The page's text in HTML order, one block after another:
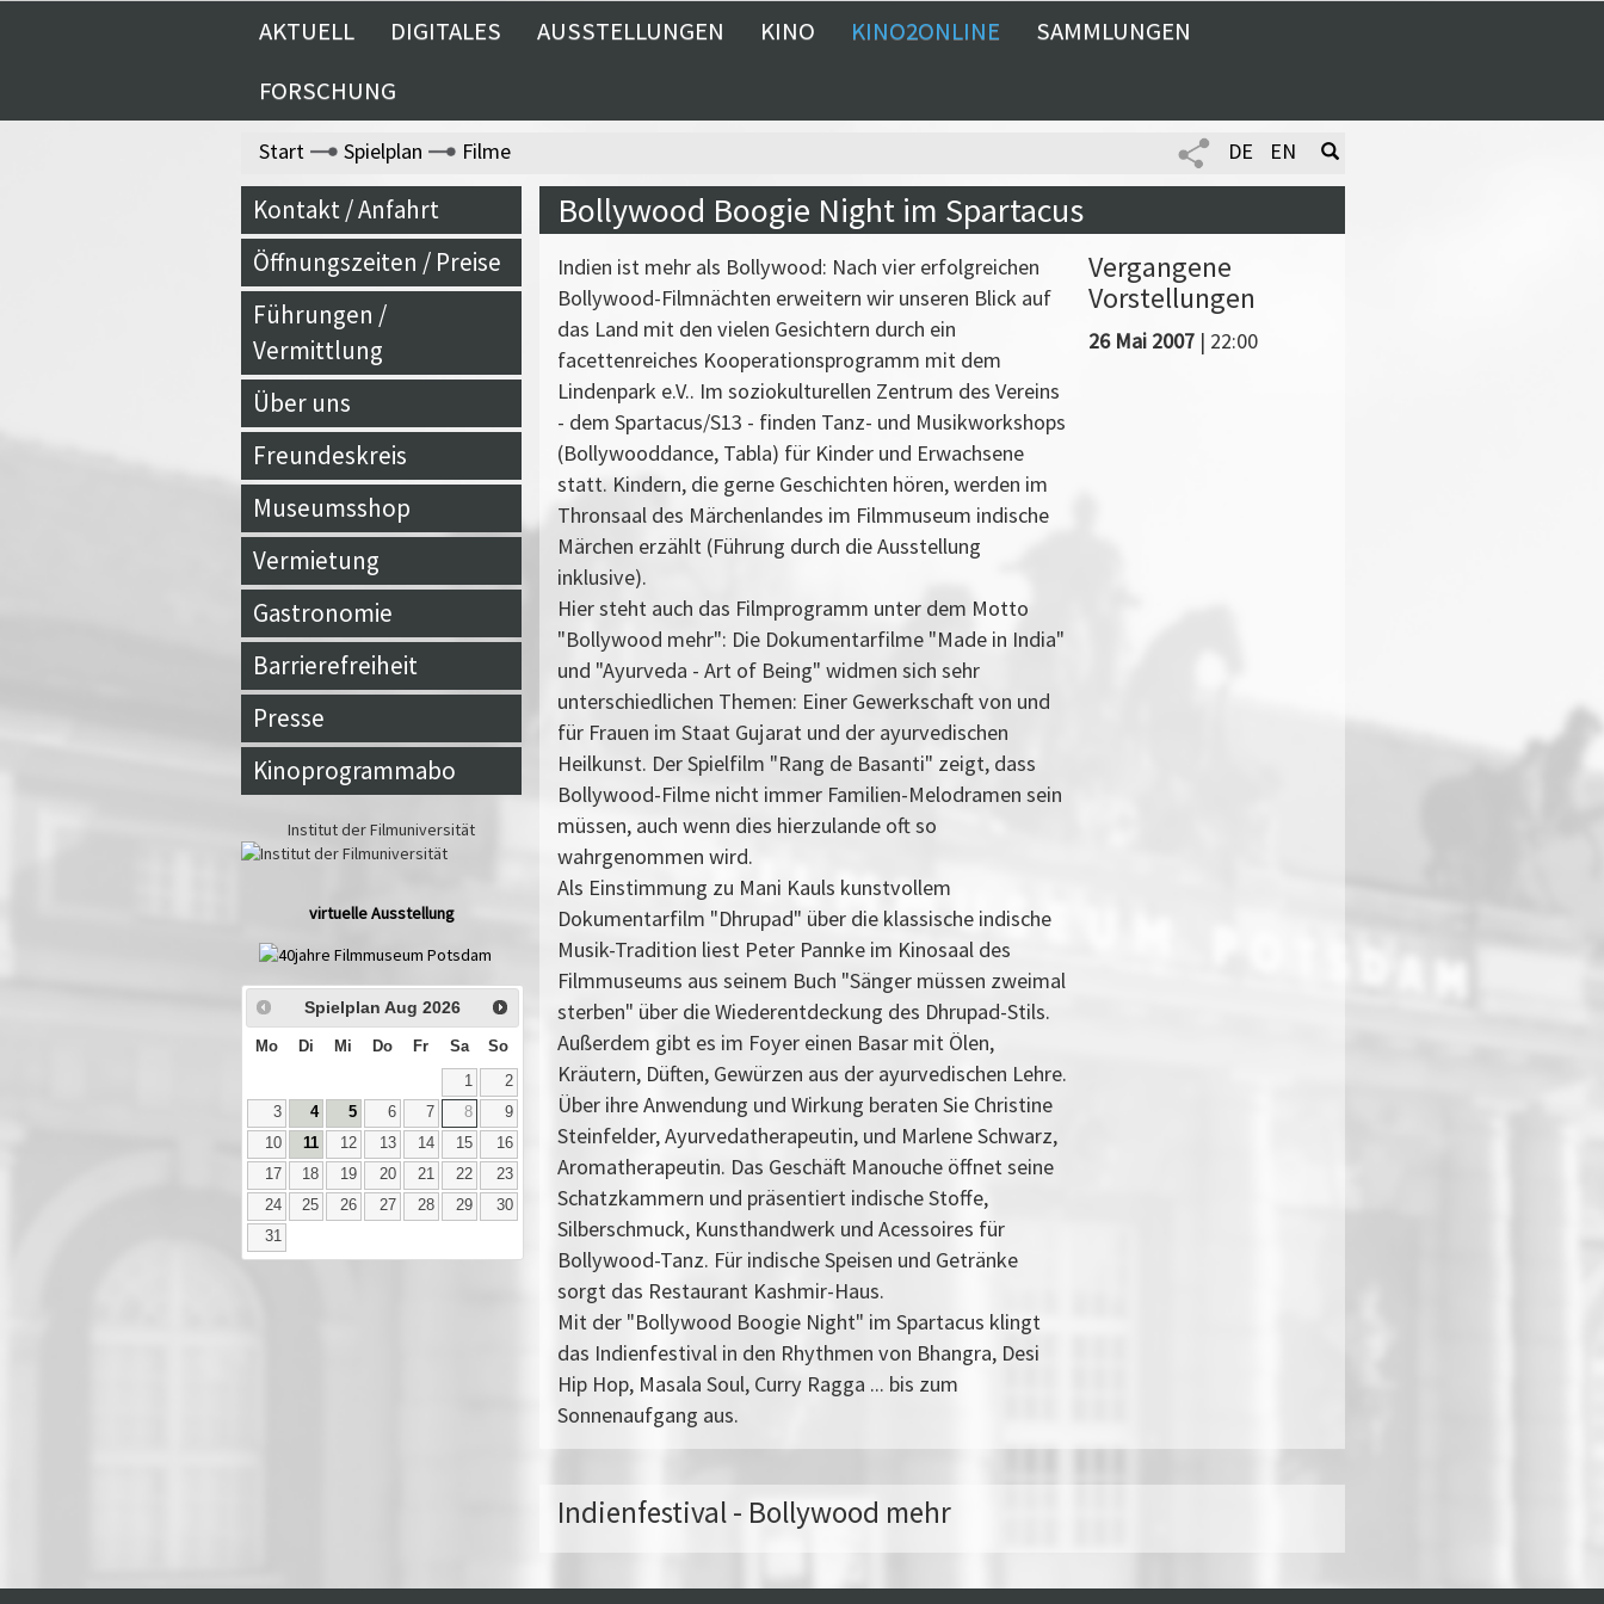
AKTUELL DIGITALES AUSSTELLUNGEN KINO KINO2ONLINE
SAMMLUNGEN
FORSCHUNG
Start Spielplan Filme DE EN
Kontakt / Anfahrt
Öffnungszeiten / Preise
Führungen /
Vermittlung
Über uns
Freundeskreis
Museumsshop
Vermietung
Gastronomie
Barrierefreiheit
Presse
Kinoprogrammabo
Institut der Filmuniversität
virtuelle Ausstellung
Spielplan Aug 2026
Mo Di Mi Do Fr Sa So
1
2
3
4 5 6 7 8
9
10
11 12 13 14 15
16
17
18 19 20 21 22
23
24
25 26 27 28 29
30
31
Bollywood Boogie Night im Spartacus
Indien ist mehr als Bollywood: Nach vier erfolgreichen
Bollywood-Filmnächten erweitern wir unseren Blick auf
das Land mit den vielen Gesichtern durch ein
facettenreiches Kooperationsprogramm mit dem
Lindenpark e.V.. Im soziokulturellen Zentrum des Vereins
- dem Spartacus/S13 - finden Tanz- und Musikworkshops
(Bollywooddance, Tabla) für Kinder und Erwachsene
statt. Kindern, die gerne Geschichten hören, werden im
Thronsaal des Märchenlandes im Filmmuseum indische
Märchen erzählt (Führung durch die Ausstellung
inklusive).
Hier steht auch das Filmprogramm unter dem Motto
"Bollywood mehr": Die Dokumentarfilme "Made in India"
und "Ayurveda - Art of Being" widmen sich sehr
unterschiedlichen Themen: Einer Gewerkschaft von und
für Frauen im Staat Gujarat und der ayurvedischen
Heilkunst. Der Spielfilm "Rang de Basanti" zeigt, dass
Bollywood-Filme nicht immer Familien-Melodramen sein
müssen, auch wenn dies hierzulande oft so
wahrgenommen wird.
Als Einstimmung zu Mani Kauls kunstvollem
Dokumentarfilm "Dhrupad" über die klassische indische
Musik-Tradition liest Peter Pannke im Kinosaal des
Filmmuseums aus seinem Buch "Sänger müssen zweimal
sterben" über die Wiederentdeckung des Dhrupad-Stils.
Außerdem gibt es im Foyer einen Basar mit Ölen,
Kräutern, Düften, Gewürzen aus der ayurvedischen Lehre.
Über ihre Anwendung und Wirkung beraten Sie Christine
Steinfelder, Ayurvedatherapeutin, und Marlene Schwarz,
Aromatherapeutin. Das Geschäft Manouche öffnet seine
Schatzkammern und präsentiert indische Stoffe,
Silberschmuck, Kunsthandwerk und Acessoires für
Bollywood-Tanz. Für indische Speisen und Getränke
sorgt das Restaurant Kashmir-Haus.
Mit der "Bollywood Boogie Night" im Spartacus klingt
das Indienfestival in den Rhythmen von Bhangra, Desi
Hip Hop, Masala Soul, Curry Ragga ... bis zum
Sonnenaufgang aus.
Vergangene
Vorstellungen
26 Mai 2007 | 22:00
Indienfestival - Bollywood mehr